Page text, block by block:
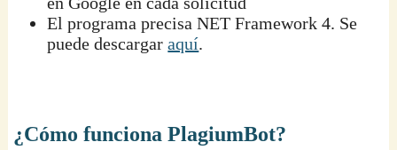
El programa precisa NET Framework 4. Se
puede descargaraquí.
¿Cómo funciona PlagiumBot?